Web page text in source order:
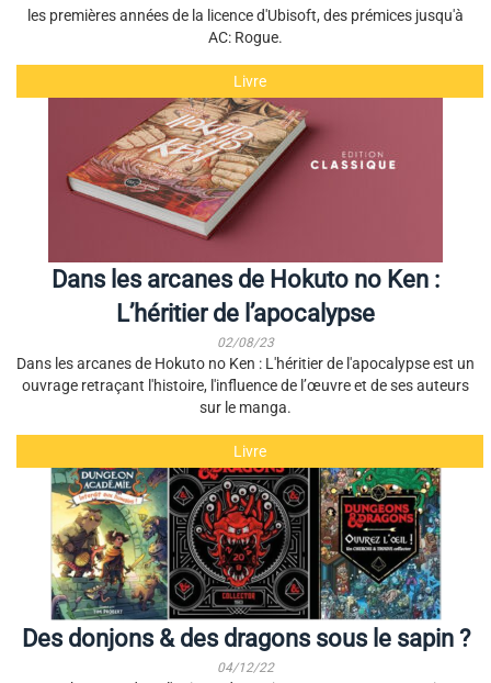
les premières années de la licence d'Ubisoft, des prémices jusqu'à
AC: Rogue.
Livre
Dans les arcanes de Hokuto no Ken :
L’héritier de l’apocalypse
02/08/23
Dans les arcanes de Hokuto no Ken : L'héritier de l'apocalypse est un
ouvrage retraçant l'histoire, l'influence de l’œuvre et de ses auteurs
sur le manga.
Livre
Des donjons & des dragons sous le sapin ?
04/12/22